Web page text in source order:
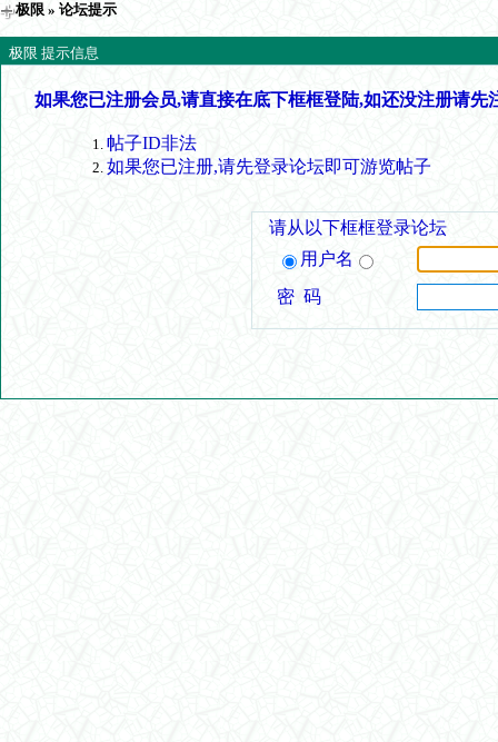
极限 » 论坛提示
极限 提示信息
如果您已注册会员,请直接在底下框框登陆,如还没注册请先
帖子ID非法
如果您已注册,请先登录论坛即可游览帖子
请从以下框框登录论坛
用户名
密 码